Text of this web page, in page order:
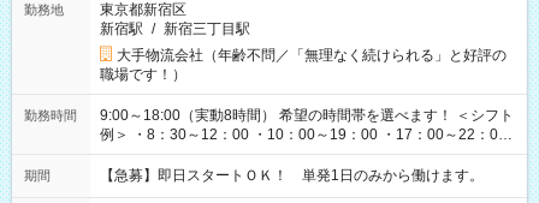
勤務地
東京都新宿区
新宿駅 / 新宿三丁目駅
大手物流会社（年齢不問／「無理なく続けられる」と好評の
職場です！）
勤務時間
9:00～18:00（実動8時間） 希望の時間帯を選べます！ ＜シフト
例＞ ・8：30～12：00 ・10：00～19：00 ・17：00～22：00
・13：00～22：00 ・22：00～翌6：00 など
期間 【急募】即日スタートＯＫ！ 単発1日のみから働けます。